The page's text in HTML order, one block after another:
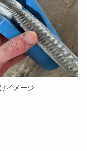
イメージ